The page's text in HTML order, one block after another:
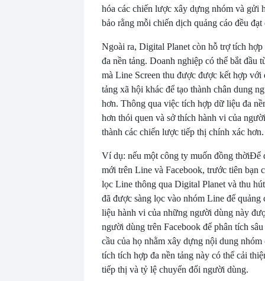
hóa các chiến lược xây dựng nhóm và gửi
bảo rằng mỗi chiến dịch quảng cáo đều
Ngoài ra, Digital Planet còn hỗ trợ tích
đa nền tảng. Doanh nghiệp có thể bắt đầu
mà Line Screen thu được được kết hợp với
tảng xã hội khác để tạo thành chân dung
hơn. Thông qua việc tích hợp dữ liệu đa
hơn thói quen và sở thích hành vi của
thành các chiến lược tiếp thị chính xác hơn.
Ví dụ: nếu một công ty muốn đồng thờiĐể
mới trên Line và Facebook, trước tiên bạn
lọc Line thông qua Digital Planet và thu
đã được sàng lọc vào nhóm Line để quảng
liệu hành vi của những người dùng này
người dùng trên Facebook để phân tích
cầu của họ nhằm xây dựng nội dung
tích tích hợp đa nền tảng này có thể cải
tiếp thị và tỷ lệ chuyển đổi người dùng.